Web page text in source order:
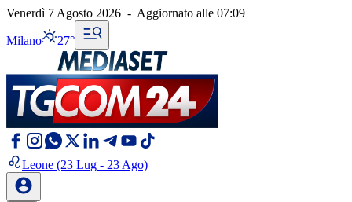
Venerdì 7 Agosto 2026 - Aggiornato alle 07:09
Milano 27°
Leone (23 Lug - 23 Ago)